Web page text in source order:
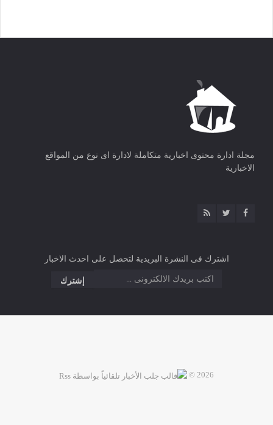
مجلة ادارة محتوى اخبارية متكاملة لادارة اى نوع من المواقع
الاخبارية
اشترك فى النشرة البريدية لتحصل على احدث الاخبار
2026 ©